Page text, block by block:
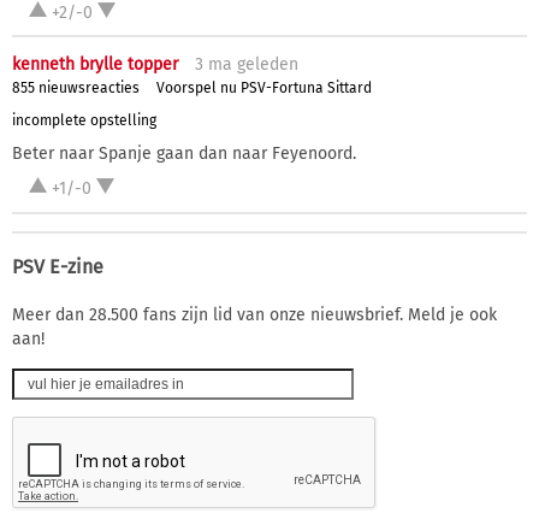
+2/-0
kenneth brylle topper 3 ma geleden
855 nieuwsreacties
Voorspel nu PSV-Fortuna Sittard
incomplete opstelling
Beter naar Spanje gaan dan naar Feyenoord.
+1/-0
PSV E-zine
Meer dan 28.500 fans zijn lid van onze nieuwsbrief. Meld je ook
aan!